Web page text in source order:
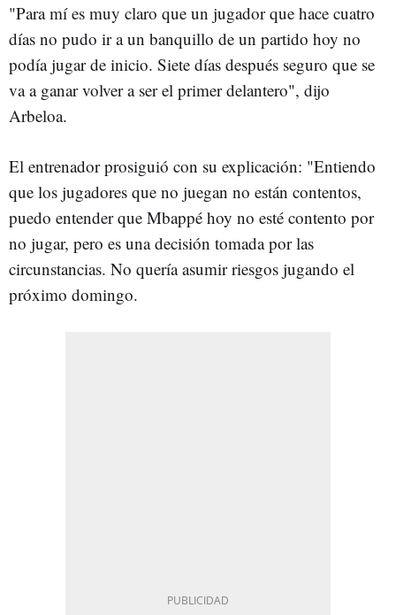
"Para mí es muy claro que un jugador que hace cuatro
días no pudo ir a un banquillo de un partido hoy no
podía jugar de inicio. Siete días después seguro que se
va a ganar volver a ser el primer delantero", dijo
Arbeloa.
El entrenador prosiguió con su explicación: "Entiendo
que los jugadores que no juegan no están contentos,
puedo entender que Mbappé hoy no esté contento por
no jugar, pero es una decisión tomada por las
circunstancias. No quería asumir riesgos jugando el
próximo domingo.